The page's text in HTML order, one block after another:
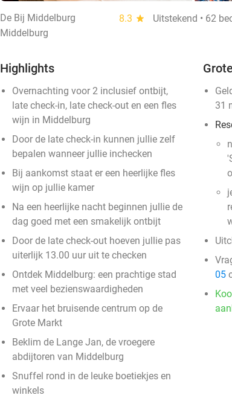
De Bij Middelburg 8.3 star
Uitstekend • 62
Middelburg
Highlights
Overnachting voor 2 inclusief ontbijt,
late check-in, late check-out en een fles
wijn in Middelburg
Door de late check-in kunnen jullie zelf
bepalen wanneer jullie inchecken
Bij aankomst staat er een heerlijke fles
wijn op jullie kamer
Na een heerlijke nacht beginnen jullie de
dag goed met een smakelijk ontbijt
Door de late check-out hoeven jullie pas
uiterlijk 13.00 uur uit te checken
Ontdek Middelburg: een prachtige stad
met veel bezienswaardigheden
Ervaar het bruisende centrum op de
Grote Markt
Beklim de Lange Jan, de vroegere
abdijtoren van Middelburg
Snuffel rond in de leuke boetiekjes en
winkels
31
05